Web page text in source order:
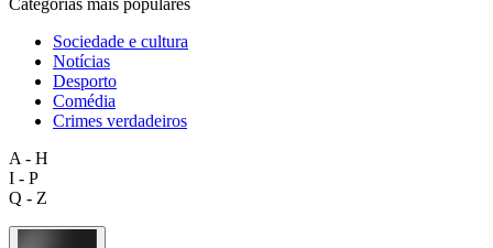
Sociedade e cultura
Notícias
Desporto
Comédia
Crimes verdadeiros
A - H
I - P
Q - Z